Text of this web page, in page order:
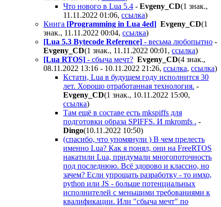
Что нового в Lua 5.4 - Evgeny_CD(1 знак.,
11.11.2022 01:06, ссылка)
Книга [Programming in Lua 4ed] Evgeny_CD(1
знак., 11.11.2022 00:04, ссылка)
[Lua 5.3 Bytecode Reference] - весьма любопытно -
Evgeny_CD(1 знак., 11.11.2022 00:01 , ссылка)
[Lua RTOS] - сбыча мечт? Evgeny_CD(4 знак.,
08.11.2022 13:16 - 10.11.2022 21:26, ссылка, ссылка)
Кстати, Lua в будущем году исполнится 30
лет. Хорошо отработанная технология. -
Evgeny_CD(1 знак., 10.11.2022 15:00,
ссылка)
Там ещё в составе есть mkspiffs для
подготовки образа SPIFFS. И mkromfs . -
Dingo(10.11.2022 10:50)
(спасибо, что упомянули ) В чем прелесть
именно Lua? Как я понял, они на FreeRTOS
накатили Lua, придумали многопоточность
под последнюю. Всё здорово и классно, но
зачем? Если упрощать разработку - то имхо,
python или JS - больше потенциальных
исполнителей с меньшими требованиями к
квалификации. Или "сбыча мечт" по